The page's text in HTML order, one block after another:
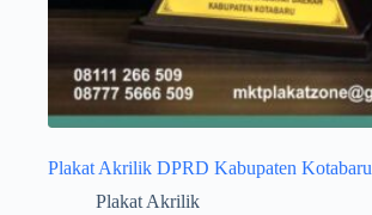
Plakat Akrilik DPRD Kabupaten Kotabaru
Plakat Akrilik